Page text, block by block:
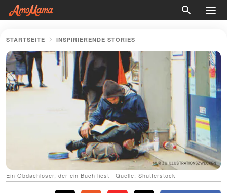
STARTSEITE INSPIRIERENDE STORIES
Ein Obdachloser, der ein Buch liest | Quelle: Shutterstock